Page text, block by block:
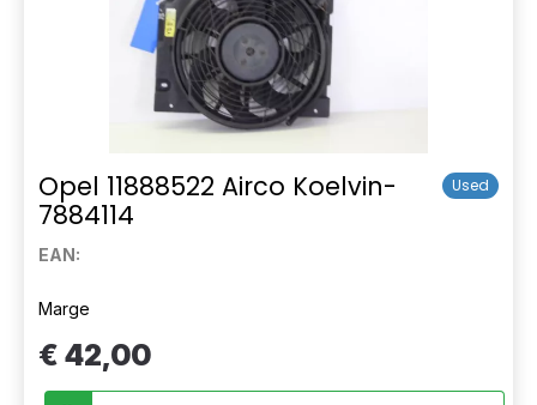
Opel 11888522 Airco Koelvin-
7884114
Used
EAN:
Marge
€ 42,00